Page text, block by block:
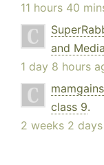
11 hours 40
and
1 day 8 hours
class 9.
2 weeks 2